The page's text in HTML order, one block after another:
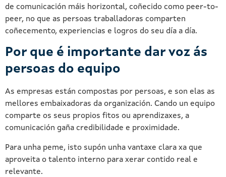
de comunicación máis horizontal, coñecido como peer-to-
peer, no que as persoas traballadoras comparten
coñecemento, experiencias e logros do seu día a día.
Por que é importante dar voz ás
persoas do equipo
As empresas están compostas por persoas, e son elas as
mellores embaixadoras da organización. Cando un equipo
comparte os seus propios fitos ou aprendizaxes, a
comunicación gaña credibilidade e proximidade.
Para unha peme, isto supón unha vantaxe clara xa que
aproveita o talento interno para xerar contido real e
relevante.